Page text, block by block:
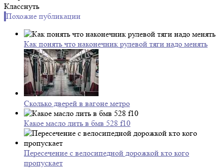
Класснуть
Похожие публикации
Как понять что наконечник рулевой тяги надо менять
Сколько дверей в вагоне метро
Какое масло лить в бмв 528 f10
Пересечение с велосипедной дорожкой кто кого
пропускает